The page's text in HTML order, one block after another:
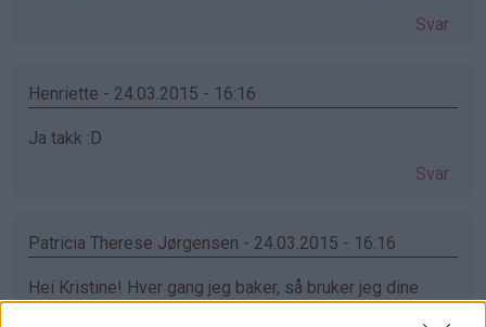
Svar
Henriette - 24.03.2015 - 16:16
Ja takk :D
Svar
Patricia Therese Jørgensen - 24.03.2015 - 16:16
Hei Kristine! Hver gang jeg baker, så bruker jeg dine